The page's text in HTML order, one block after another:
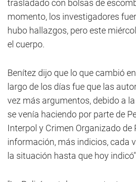
trasladado con bolsas de
momento, los investigadores
hubo hallazgos, pero este
el cuerpo.
Benítez dijo que lo que cambió
largo de los días fue que las
vez más argumentos, debido a
se venía haciendo por parte de
Interpol y Crimen Organizado de
información, más indicios, cada
la situación hasta que hoy